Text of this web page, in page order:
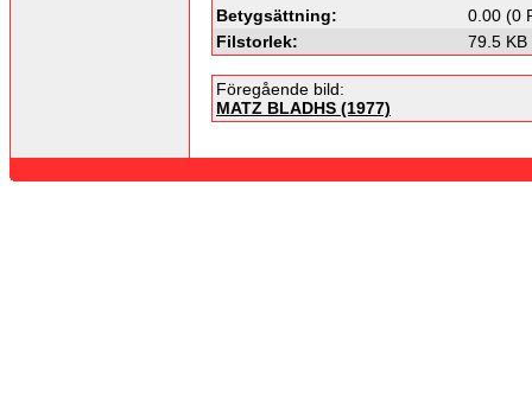
Betygsättning:
0.00 (0
Filstorlek:
79.5 KB
Föregående bild:
MATZ BLADHS (1977)